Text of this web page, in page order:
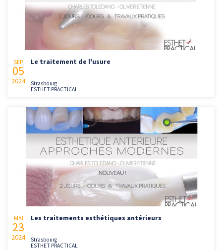
SEP
05
2024
Le traitement de l'usure
Strasbourg
ESTHET PRACTICAL
MAI
23
2024
Les traitements esthétiques antérieurs
Strasbourg
ESTHET PRACTICAL